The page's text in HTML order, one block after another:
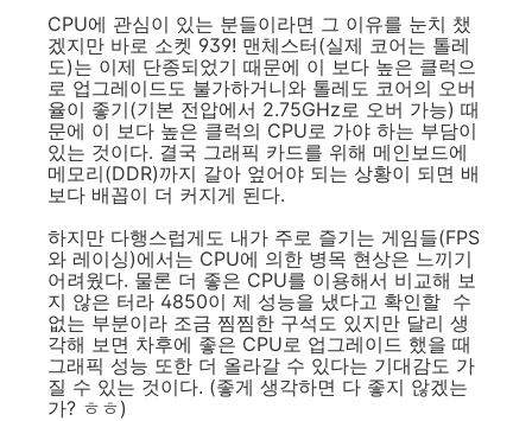
CPU에 관심이 있는 분들이라면 그 이유를 눈치 챘
겠지만 바로 소켓 939! 맨체스터(실제 코어는 톨레
도)는 이제 단종되었기 때문에 이 보다 높은 클럭으
로 업그레이드도 불가하거니와 톨레도 코어의 오버
율이 좋기(기본 전압에서 2.75GHz로 오버 가능) 때
문에 이 보다 높은 클럭의 CPU로 가야 하는 부담이
있는 것이다. 결국 그래픽 카드를 위해 메인보드에
메모리(DDR)까지 갈아 엎어야 되는 상황이 되면 배
보다 배꼽이 더 커지게 된다.
하지만 다행스럽게도 내가 주로 즐기는 게임들(FPS
와 레이싱)에서는 CPU에 의한 병목 현상은 느끼기
어려웠다. 물론 더 좋은 CPU를 이용해서 비교해 보
지 않은 터라 4850이 제 성능을 냈다고 확인할 수
없는 부분이라 조금 찜찜한 구석도 있지만 달리 생
각해 보면 차후에 좋은 CPU로 업그레이드 했을 때
그래픽 성능 또한 더 올라갈 수 있다는 기대감도 가
질 수 있는 것이다. (좋게 생각하면 다 좋지 않겠는
가? ㅎㅎ)